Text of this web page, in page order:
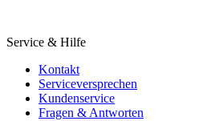
Service & Hilfe
Kontakt
Serviceversprechen
Kundenservice
Fragen & Antworten